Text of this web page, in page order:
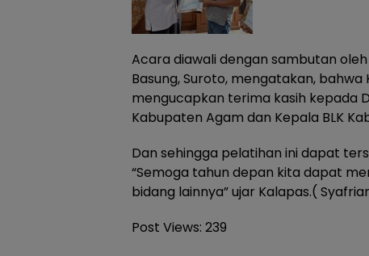
Acara diawali dengan sambutan oleh
Basung, Suroto, mengatakan, bahwa
mengucapkan terima kasih kepada
Kabupaten Agam dan Kepala BLK
Dan sehingga pelatihan ini dapat
“Semoga tahun depan kita dapat
bidang lainnya” ujar Kalapas.(
Post Views: 239